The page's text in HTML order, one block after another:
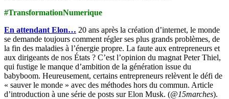
#TransformationNumerique
En attendant Elon… 20 ans après la création d’internet, le monde
se demande toujours comment régler ses plus grands problèmes, de
la fin des maladies à l’énergie propre. La faute aux entrepreneurs et
aux dirigeants de nos États ? C’est l’opinion du magnat Peter Thiel,
qui fustige le manque d’ambition de la génération issue du
babyboom. Heureusement, certains entrepreneurs relèvent le défi de
« sauver le monde » avec des méthodes hors du commun. Article
d’introduction à une série de posts sur Elon Musk. (@15marches).